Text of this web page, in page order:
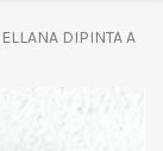
DIPINTA A